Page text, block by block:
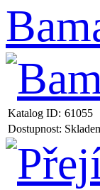
Katalog ID: 61055
Dostupnost: